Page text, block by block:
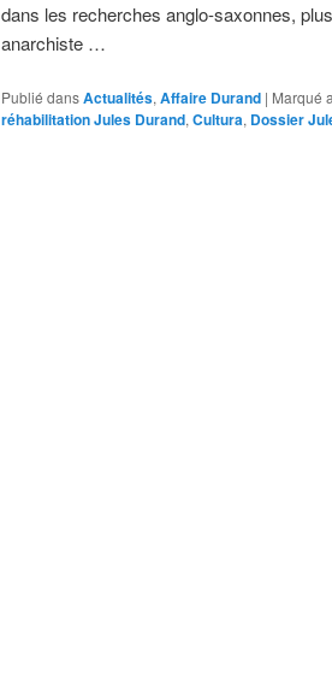
dans les recherches anglo-saxonnes,
anarchiste …
Publié dansActualités,Affaire Durand | Marqué
réhabilitation Jules Durand,Cultura, Dossier